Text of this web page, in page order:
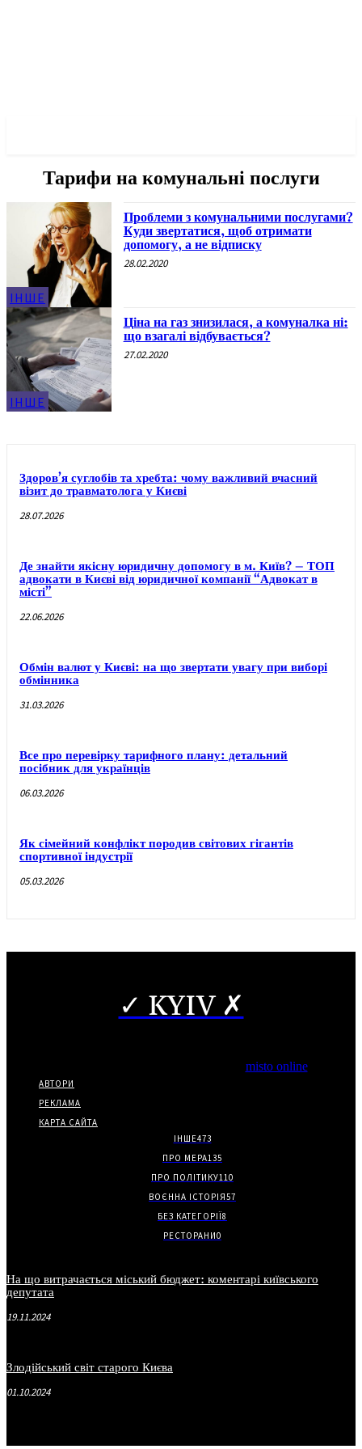
Тарифи на комунальні послуги
ІНШЕ
Проблеми з комунальними послугами?
Куди звертатися, щоб отримати
допомогу, а не відписку
28.02.2020
ІНШЕ
Ціна на газ знизилася, а комуналка ні:
що взагалі відбувається?
27.02.2020
Здоров’я суглобів та хребта: чому важливий вчасний
візит до травматолога у Києві
28.07.2026
Де знайти якісну юридичну допомогу в м. Київ? – ТОП
адвокати в Києві від юридичної компанії “Адвокат в
місті”
22.06.2026
Обмін валют у Києві: на що звертати увагу при виборі
обмінника
31.03.2026
Все про перевірку тарифного плану: детальний
посібник для українців
06.03.2026
Як сімейний конфлікт породив світових гігантів
спортивної індустрії
05.03.2026
✓ KYIV ✗
misto online
АВТОРИ
РЕКЛАМА
КАРТА САЙТА
ІНШЕ473
ПРО МЕРА135
ПРО ПОЛІТИКУ110
ВОЄННА ІСТОРІЯ57
БЕЗ КАТЕГОРІЇ8
РЕСТОРАНИ0
На що витрачається міський бюджет: коментарі київського
депутата
19.11.2024
Злодійський світ старого Києва
01.10.2024